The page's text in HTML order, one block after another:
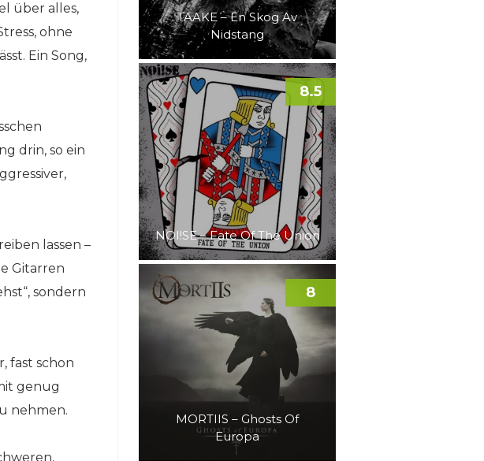
über alles,
ohne
Ein Song,
drin, so ein
lassen –
Gitarren
sondern
fast schon
genug
nehmen.
TAAKE – En Skog Av
Nidstang
NOI!SE – Fate Of The Union
8.5
MORTIIS – Ghosts Of
Europa
8